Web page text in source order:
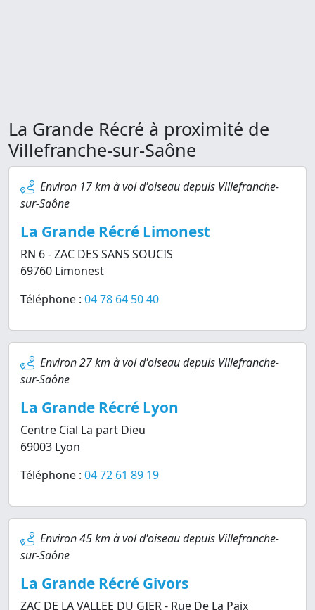
La Grande Récré à proximité de
Villefranche-sur-Saône
Environ 17 km à vol d'oiseau depuis Villefranche-
sur-Saône
La Grande Récré Limonest
RN 6 - ZAC DES SANS SOUCIS
69760 Limonest
Téléphone : 04 78 64 50 40
Environ 27 km à vol d'oiseau depuis Villefranche-
sur-Saône
La Grande Récré Lyon
Centre Cial La part Dieu
69003 Lyon
Téléphone : 04 72 61 89 19
Environ 45 km à vol d'oiseau depuis Villefranche-
sur-Saône
La Grande Récré Givors
ZAC DE LA VALLEE DU GIER - Rue De La Paix